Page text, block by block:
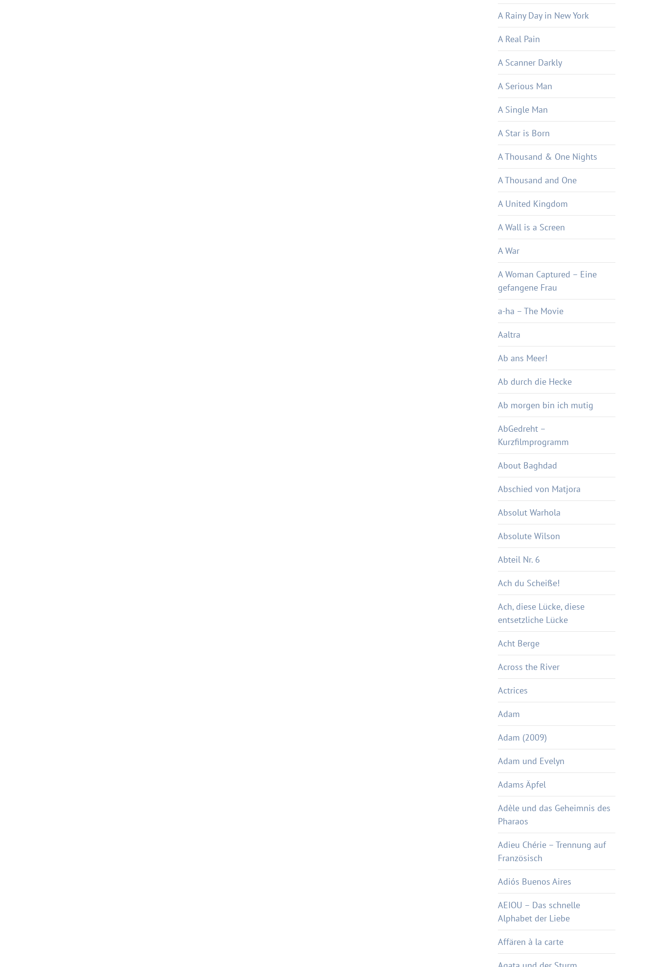
A Rainy Day in New York
A Real Pain
A Scanner Darkly
A Serious Man
A Single Man
A Star is Born
A Thousand & One Nights
A Thousand and One
A United Kingdom
A Wall is a Screen
A War
A Woman Captured – Eine
gefangene Frau
a-ha – The Movie
Aaltra
Ab ans Meer!
Ab durch die Hecke
Ab morgen bin ich mutig
AbGedreht –
Kurzfilmprogramm
About Baghdad
Abschied von Matjora
Absolut Warhola
Absolute Wilson
Abteil Nr. 6
Ach du Scheiße!
Ach, diese Lücke, diese
entsetzliche Lücke
Acht Berge
Across the River
Actrices
Adam
Adam (2009)
Adam und Evelyn
Adams Äpfel
Adèle und das Geheimnis des
Pharaos
Adieu Chérie – Trennung auf
Französisch
Adiós Buenos Aires
AEIOU – Das schnelle
Alphabet der Liebe
Affären à la carte